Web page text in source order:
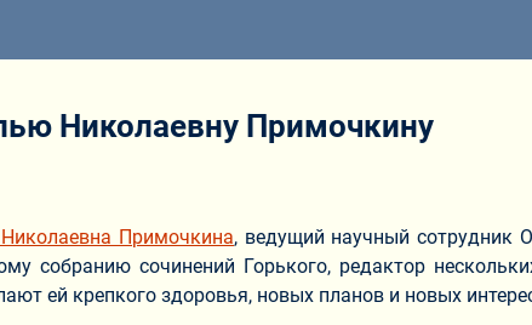
Николаевну Примочкину
Примочкина, ведущий научный сотрудник
собранию сочинений Горького, редактор
ей крепкого здоровья, новых планов и новых